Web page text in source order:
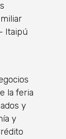
Itaipú
la feria
y
y